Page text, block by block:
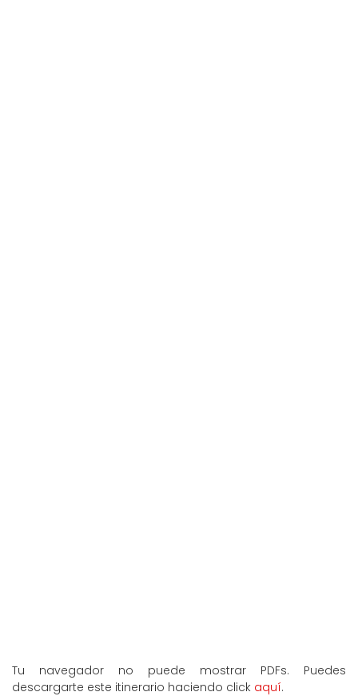
Tu navegador no puede mostrar PDFs. Puedes
descargarte este itinerario haciendo click aquí.